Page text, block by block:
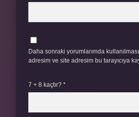
Daha sonraki yorumlarımda
adresim ve site adresim bu tarayıcıya
7 + 8 kaçtır? *